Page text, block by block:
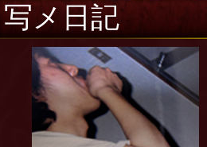
写メ日記